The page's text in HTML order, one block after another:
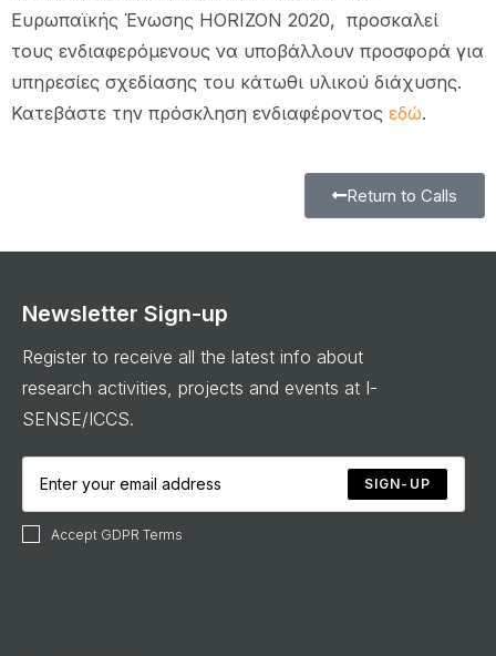
Ευρωπαϊκής Ένωσης HORIZON 2020, προσκαλεί
τους ενδιαφερόμενους να υποβάλλουν προσφορά για
υπηρεσίες σχεδίασης του κάτωθι υλικού διάχυσης.
Κατεβάστε την πρόσκληση ενδιαφέροντος εδώ.
Return to Calls
Newsletter Sign-up
Register to receive all the latest info about
research activities, projects and events at I-
SENSE/ICCS.
SIGN-UP
Accept GDPR Terms